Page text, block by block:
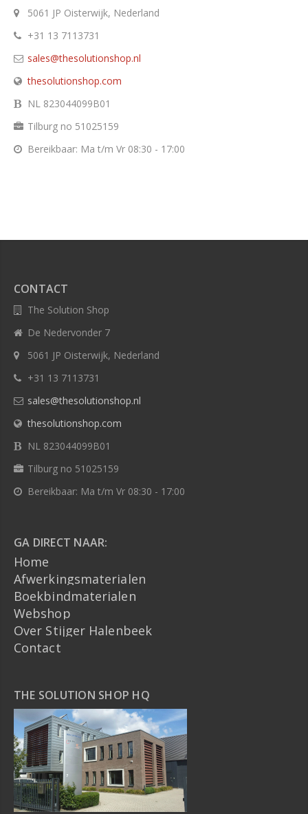
5061 JP Oisterwijk, Nederland
+31 13 7113731
sales@thesolutionshop.nl
thesolutionshop.com
NL 823044099B01
Tilburg no 51025159
Bereikbaar: Ma t/m Vr 08:30 - 17:00
CONTACT
The Solution Shop
De Nedervonder 7
5061 JP Oisterwijk, Nederland
+31 13 7113731
sales@thesolutionshop.nl
thesolutionshop.com
NL 823044099B01
Tilburg no 51025159
Bereikbaar: Ma t/m Vr 08:30 - 17:00
GA DIRECT NAAR:
Home
Afwerkingsmaterialen
Boekbindmaterialen
Webshop
Over Stijger Halenbeek
Contact
THE SOLUTION SHOP HQ